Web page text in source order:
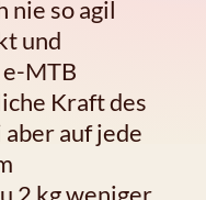
nie so agil
und
MTB
Kraft des
auf jede
2 kg weniger